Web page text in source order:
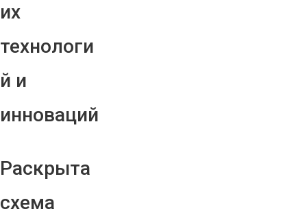
их
технологи
й и
инноваций
Раскрыта
схема